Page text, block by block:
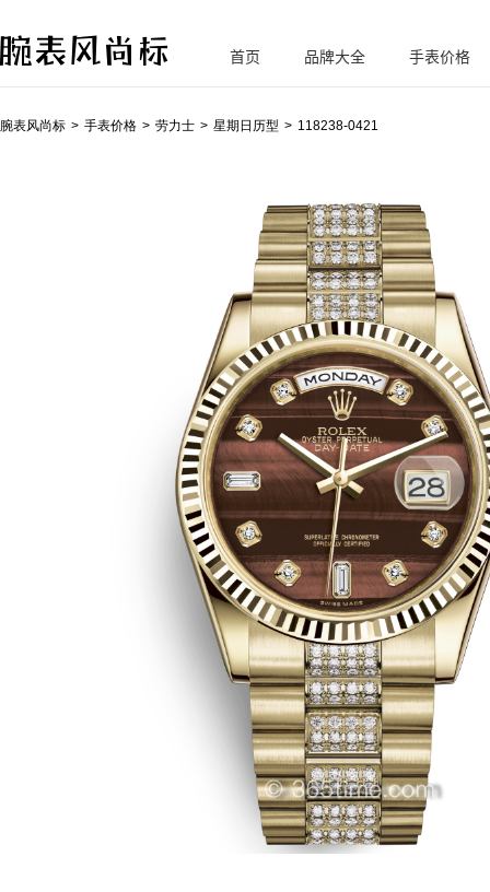
腕
首页 品牌大全 手表价格
腕表风尚标 手表价格 劳力士 星期日历型 118238-0421